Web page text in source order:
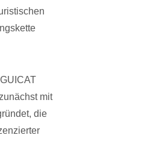
mit
die